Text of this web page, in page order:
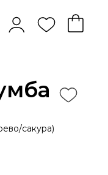
сакура)